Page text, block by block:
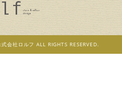
会社ロルフ ALL RIGHTS RESERVED.